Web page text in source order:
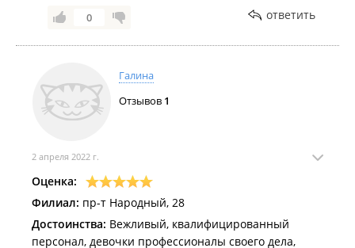
0 ответить
Галина
Отзывов 1
2 апреля 2022 г.
Оценка:
Филиал: пр-т Народный, 28
Достоинства: Вежливый, квалифицированный
персонал, девочки профессионалы своего дела,